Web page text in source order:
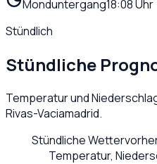
Monduntergang18:08 Uhr
Stündlich
Stündliche
Temperatur und
Rivas-Vaciamadrid.
Stündliche
Temperatur,